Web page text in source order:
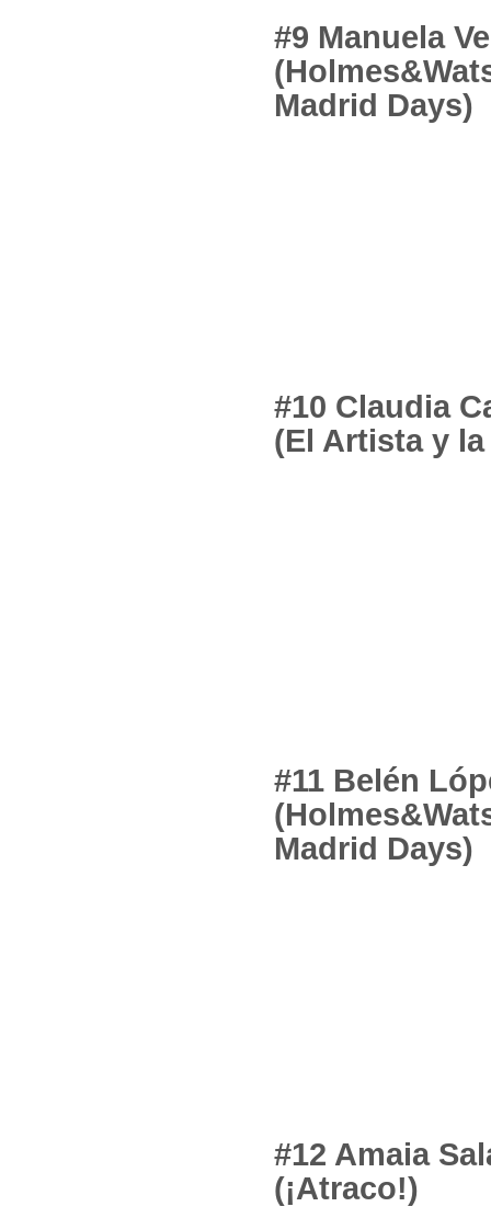
#9 Manuela
Madrid Days)
#10 Claudia
(El Artista y
#11 Belén
Madrid Days)
#12 Amaia
(¡Atraco!)